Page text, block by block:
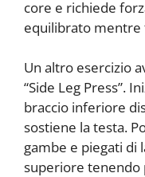
core e richiede
equilibrato mentre
Un altro esercizio
“Side Leg Press”.
braccio inferiore
sostiene la testa.
gambe e piegati di
superiore tenendo